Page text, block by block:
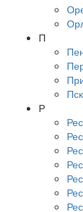
П
Р